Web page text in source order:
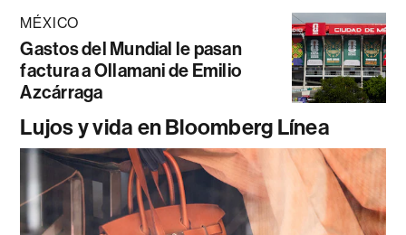
MÉXICO
Gastos del Mundial le pasan
factura a Ollamani de Emilio
Azcárraga
Lujos y vida en Bloomberg Línea